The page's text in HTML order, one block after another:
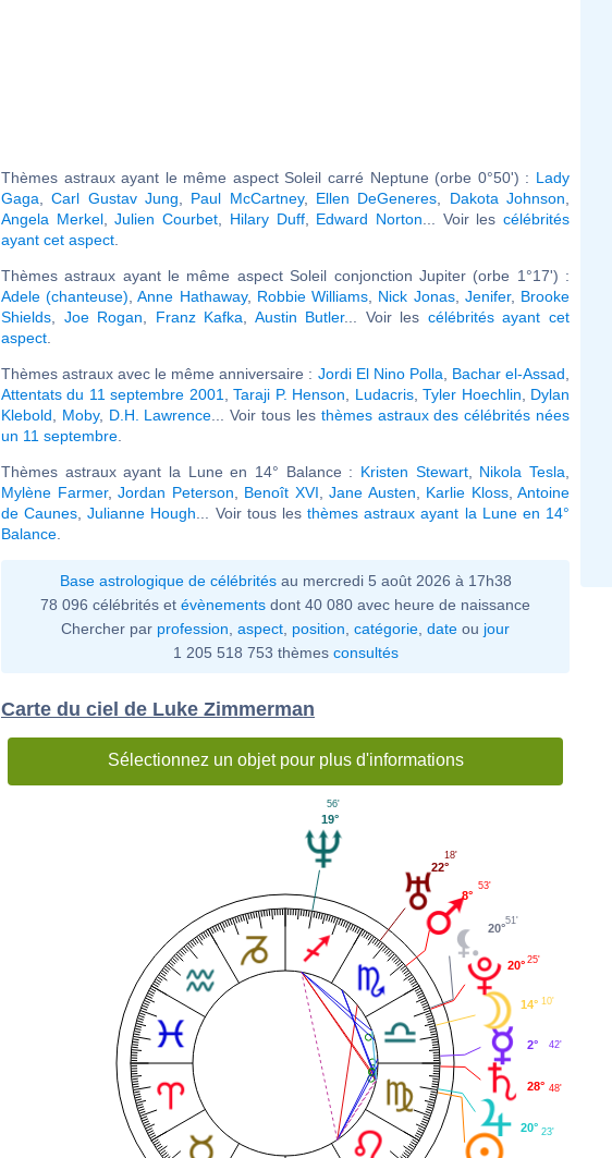
Thèmes astraux ayant le même aspect Soleil carré Neptune (orbe 0°50') : Lady
Gaga ,Carl Gustav Jung Paul McCartney, Ellen DeGeneres Dakota Johnson
Angela Merkel,Julien Courbet Hilary Duff, Edward Norton ... Voir lescélébrités
ayant cet aspect
Thèmes astraux ayant le même aspect Soleil conjonction Jupiter (orbe 1°17') :
Adele (chanteuse) ,Anne Hathaway, Robbie Williams Nick Jonas, Jenifer, Brooke
Shields
Joe Rogan Franz Kafka Austin Butler... Voir les célébrités ayant cet
aspect
Thèmes astraux avec le même anniversaire : Jordi El Nino Polla Bachar el-Assad
Attentats du 11 septembre 2001
,Taraji P. Henson Ludacris,Tyler Hoechlin
Dylan
Klebold
Moby, D.H. Lawrence ... Voir tous les thèmes astraux des célébrités nées
un 11 septembre
Thèmes astraux ayant la Lune en 14° Balance : Kristen Stewart, Nikola Tesla
Mylène Farmer, Jordan Peterson Benoît XVI Jane Austen Karlie Kloss, Antoine
de Caunes ,Julianne Hough ... Voir tous lesthèmes astraux ayant la Lune en 14°
Balance
Base astrologique de célébritésau mercredi 5 août 2026 à 17h38
78 096 célébrités et évènements dont 40 080 avec heure de naissance
Chercher par profession aspect position catégorie date ou jour
1 205 518 753 thèmes consultés
Carte du ciel de Luke Zimmerman
Sélectionnez un objet pour plus d'informations
2° 42'
14° 10'
20° 25'
20°
51'
8°
53'
22°
18'
19°
56'
20° 23'
28° 48'